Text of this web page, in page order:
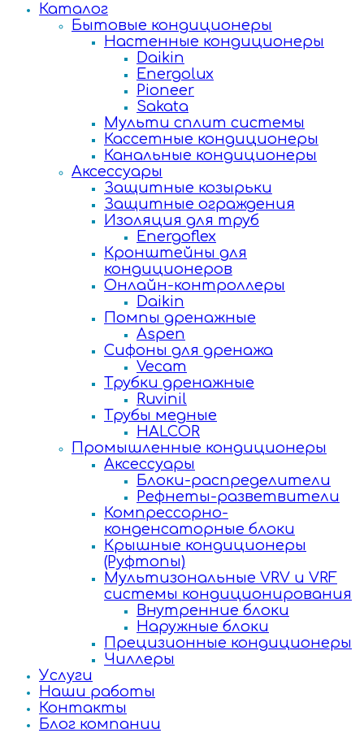
Каталог
Бытовые кондиционеры
Настенные кондиционеры
Daikin
Energolux
Pioneer
Sakata
Мульти сплит системы
Кассетные кондиционеры
Канальные кондиционеры
Аксессуары
Защитные козырьки
Защитные ограждения
Изоляция для труб
Energoflex
Кронштейны для
кондиционеров
Онлайн-контроллеры
Daikin
Помпы дренажные
Aspen
Сифоны для дренажа
Vecam
Трубки дренажные
Ruvinil
Трубы медные
HALCOR
Промышленные кондиционеры
Аксессуары
Блоки-распределители
Рефнеты-разветвители
Компрессорно-
конденсаторные блоки
Крышные кондиционеры
(Руфтопы)
Мультизональные VRV и VRF
системы кондиционирования
Внутренние блоки
Наружные блоки
Прецизионные кондиционеры
Чиллеры
Услуги
Наши работы
Контакты
Блог компании